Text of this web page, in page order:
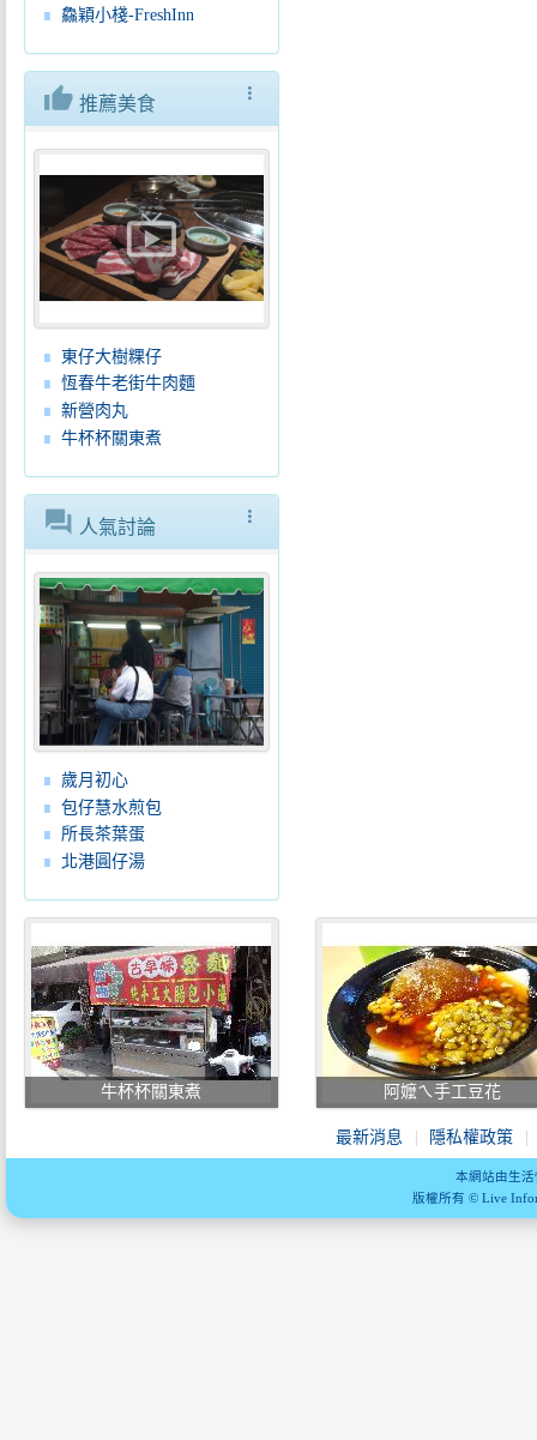
鱻穎小棧-FreshInn
more_vert
thumb_up 推薦美食
live_tv
東仔大樹粿仔
恆春牛老街牛肉麵
新營肉丸
牛杯杯關東煮
more_vert
forum 人氣討論
歲月初心
包仔慧水煎包
所長茶葉蛋
北港圓仔湯
牛杯杯關東煮 阿嬤ㄟ手工豆花
最新消息 隱私權政策
本網站由生
版權所有 © Live